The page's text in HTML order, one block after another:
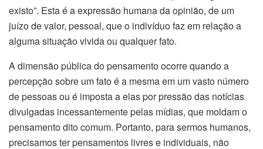
existo”. Esta é a expressão humana da opinião, de um
juízo de valor, pessoal, que o indivíduo faz em relação a
alguma situação vivida ou qualquer fato.
A dimensão pública do pensamento ocorre quando a
percepção sobre um fato é a mesma em um vasto número
de pessoas ou é imposta a elas por pressão das notícias
divulgadas incessantemente pelas mídias, que moldam o
pensamento dito comum. Portanto, para sermos humanos,
precisamos ter pensamentos livres e individuais, não